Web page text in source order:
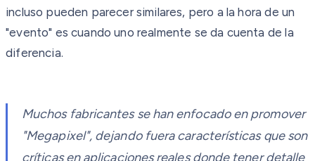
incluso pueden parecer similares, pero a la hora de un
"evento" es cuando uno realmente se da cuenta de la
diferencia.
Muchos fabricantes se han enfocado en promover
"Megapixel", dejando fuera características que son
críticas en aplicaciones reales donde tener detalle